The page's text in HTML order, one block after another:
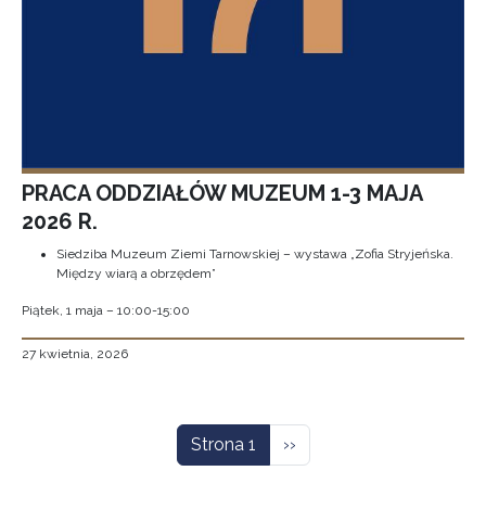
PRACA ODDZIAŁÓW MUZEUM 1-3 MAJA
2026 R.
Siedziba Muzeum Ziemi Tarnowskiej – wystawa „Zofia Stryjeńska.
Między wiarą a obrzędem”
Piątek, 1 maja – 10:00-15:00
27 kwietnia, 2026
Strona 1 Następna strona
››